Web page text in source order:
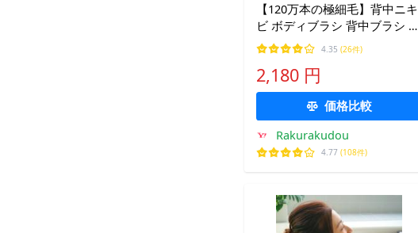
【120万本の極細毛】背中ニキ
ビ ボディブラシ 背中ブラシ 敏
感肌 柔らかい 背中洗い・背中
ニキビ対策
4.35 (26件)
2,180 円
価格比較
Rakurakudou
4.77 (108件)